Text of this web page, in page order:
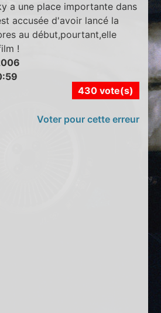
a une place importante dans
accusée d'avoir lancé la
au début,pourtant,elle
!
430 vote(s)
Voter pour cette erreur